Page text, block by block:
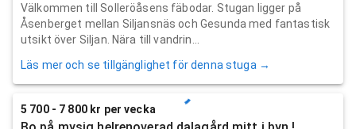
Välkommen till Solleröåsens fäbodar. Stugan ligger på
Åsenberget mellan Siljansnäs och Gesunda med fantastisk
utsikt över Siljan. Nära till vandrin...
Läs mer och se tillgänglighet för denna stuga →
5 700 - 7 800 kr per vecka